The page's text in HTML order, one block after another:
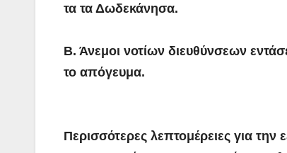
τα τα Δωδεκάνησα.
Β. Άνεμοι νοτίων διευθύνσεων
το απόγευμα.
Περισσότερες λεπτομέρειες για την